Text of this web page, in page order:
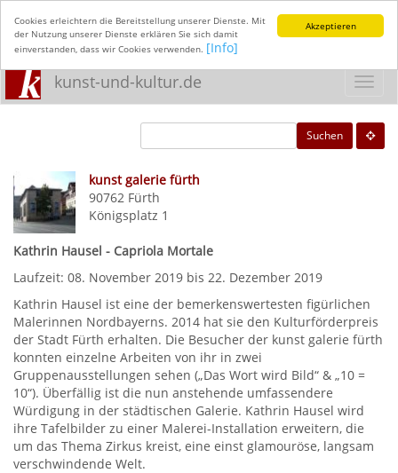
Akzeptieren
Cookies erleichtern die Bereitstellung unserer Dienste. Mit
der Nutzung unserer Dienste erklären Sie sich damit
einverstanden, dass wir Cookies verwenden. [Info]
kunst-und-kultur.de
Suchen
kunst galerie fürth
90762 Fürth
Königsplatz 1
Kathrin Hausel - Capriola Mortale
Laufzeit: 08. November 2019 bis 22. Dezember 2019
Kathrin Hausel ist eine der bemerkenswertesten figürlichen
Malerinnen Nordbayerns. 2014 hat sie den Kulturförderpreis
der Stadt Fürth erhalten. Die Besucher der kunst galerie fürth
konnten einzelne Arbeiten von ihr in zwei
Gruppenausstellungen sehen („Das Wort wird Bild“ & „10 =
10“). Überfällig ist die nun anstehende umfassendere
Würdigung in der städtischen Galerie. Kathrin Hausel wird
ihre Tafelbilder zu einer Malerei-Installation erweitern, die
um das Thema Zirkus kreist, eine einst glamouröse, langsam
verschwindende Welt.